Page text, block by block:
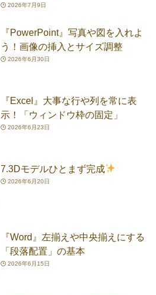
2026年7月9日
『PowerPoint』写真や図を入れよ
う！画像の挿入とサイズ調整
2026年6月30日
『Excel』大事な行や列を常に表
示！「ウィンドウ枠の固定」
2026年6月23日
7.3Dモデルひとまず完成
2026年6月20日
『Word』左揃えや中央揃えにする
「段落配置」の基本
2026年6月15日